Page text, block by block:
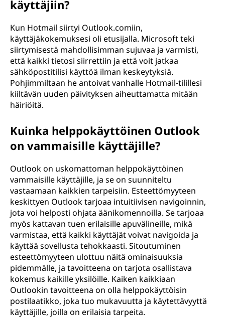
käyttäjiin?
Kun Hotmail siirtyi Outlook.comiin,
käyttäjäkokemuksesi oli etusijalla. Microsoft teki
siirtymisestä mahdollisimman sujuvaa ja varmisti,
että kaikki tietosi siirrettiin ja että voit jatkaa
sähköpostitilisi käyttöä ilman keskeytyksiä.
Pohjimmiltaan he antoivat vanhalle Hotmail-tilillesi
kiiltävän uuden päivityksen aiheuttamatta mitään
häiriöitä.
Kuinka helppokäyttöinen Outlook
on vammaisille käyttäjille?
Outlook on uskomattoman helppokäyttöinen
vammaisille käyttäjille, ja se on suunniteltu
vastaamaan kaikkien tarpeisiin. Esteettömyyteen
keskittyen Outlook tarjoaa intuitiivisen navigoinnin,
jota voi helposti ohjata äänikomennoilla. Se tarjoaa
myös kattavan tuen erilaisille apuvälineille, mikä
varmistaa, että kaikki käyttäjät voivat navigoida ja
käyttää sovellusta tehokkaasti. Sitoutuminen
esteettömyyteen ulottuu näitä ominaisuuksia
pidemmälle, ja tavoitteena on tarjota osallistava
kokemus kaikille yksilöille. Kaiken kaikkiaan
Outlookin tavoitteena on olla helppokäyttöisin
postilaatikko, joka tuo mukavuutta ja käytettävyyttä
käyttäjille, joilla on erilaisia tarpeita.